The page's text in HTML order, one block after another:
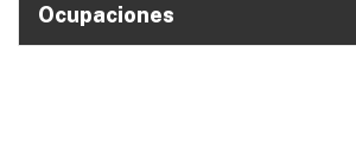
Ocupaciones